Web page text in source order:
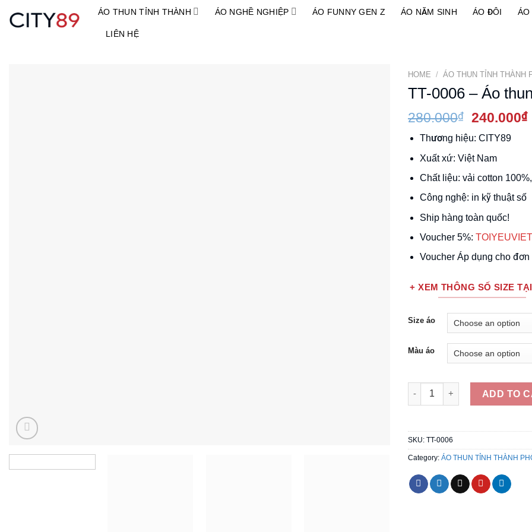
đến
ÁO THUN TỈNH THÀNH ÁO NGHỀ NGHIỆP ÁO FUNNY GEN Z ÁO NĂM SINH ÁO ĐÔI ÁO
LIÊN HỆ
HOME / ÁO THUN TỈNH THÀNH
TT-0006 – Áo
280.000₫
Original
price
was:
280.000₫.
240.000₫
Thương hiệu: CITY89
Xuất xứ: Việt Nam
Chất liệu: vải cotton
Công nghệ: in kỹ thuật số
Ship hàng toàn quốc!
Voucher 5%:
Voucher Áp dụng cho
+ XEM THÔNG SỐ SIZE
Size áo
Màu áo
TT-0006 - Áo thun Việt Nam
ADD TO
SKU: TT-0006
Category: ÁO THUN TỈNH THÀNH